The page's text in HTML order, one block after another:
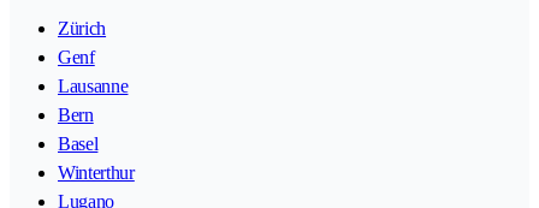
Zürich
Genf
Lausanne
Bern
Basel
Winterthur
Lugano